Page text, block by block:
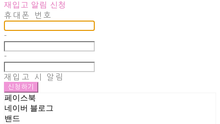
재입고 알림 신청
휴대폰 번호
-
-
재입고 시 알림
신청하기
페이스북
네이버 블로그
밴드